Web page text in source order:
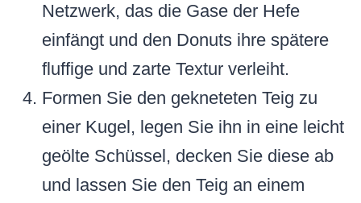
Netzwerk, das die Gase der Hefe
einfängt und den Donuts ihre spätere
fluffige und zarte Textur verleiht.
Formen Sie den gekneteten Teig zu
einer Kugel, legen Sie ihn in eine leicht
geölte Schüssel, decken Sie diese ab
und lassen Sie den Teig an einem